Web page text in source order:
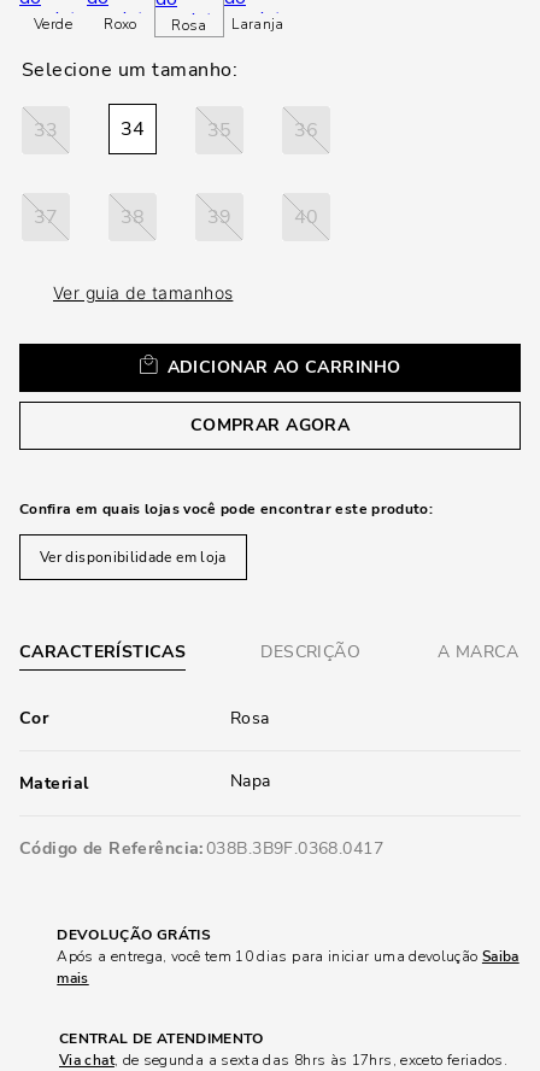
Verde Roxo Rosa Laranja
33 34 35 36
37 38 39 40
Ver guia de tamanhos
ADICIONAR AO CARRINHO
COMPRAR AGORA
Confira em quais lojas você pode encontrar este produto:
Ver disponibilidade em loja
CARACTERÍSTICAS DESCRIÇÃO A MARCA
Cor Rosa
Material Napa
Código de Referência 038B.3B9F.0368.0417
DEVOLUÇÃO GRÁTIS
Após a entrega, você tem 10 dias para iniciar uma devolução Saiba
mais
CENTRAL DE ATENDIMENTO
Via chat, de segunda a sexta das 8hrs às 17hrs, exceto feriados.